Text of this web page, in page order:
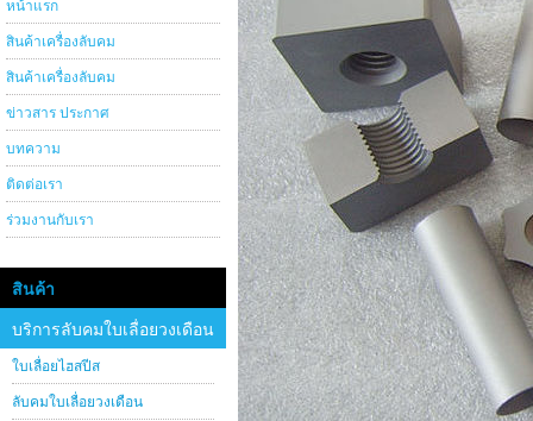
หน้าแรก
สินค้าเครื่องลับคม
สินค้าเครื่องลับคม
ข่าวสาร ประกาศ
บทความ
ติดต่อเรา
ร่วมงานกับเรา
สินค้า
บริการลับคมใบเลื่อยวงเดือน
ใบเลื่อยไฮสปีส
ลับคมใบเลื่อยวงเดือน